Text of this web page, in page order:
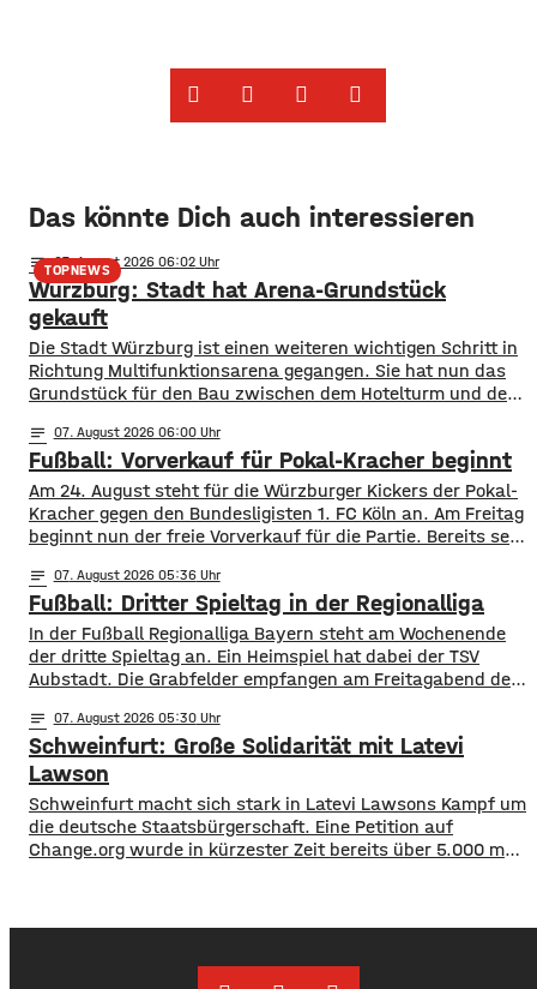
Das könnte Dich auch interessieren
TOPNEWS
notes 07. August 2026 06:02
Würzburg: Stadt hat Arena-Grundstück
gekauft
Die Stadt Würzburg ist einen weiteren wichtigen Schritt in
Richtung Multifunktionsarena gegangen. Sie hat nun das
Grundstück für den Bau zwischen dem Hotelturm und den
bei Instagram mitgeteilt hat, ist der Vertrag
unterschrieben. In Anlehnung an den berühmten Satz nach
der ersten Mondlandung sagt Heilig, es sei für ihn
notes 07. August 2026 06:00
Fußball: Vorverkauf für Pokal-Kracher beginnt
Am 24. August steht für die Würzburger Kickers der Pokal-
Kracher gegen den Bundesligisten 1. FC Köln an. Am Freitag
beginnt nun der freie Vorverkauf für die Partie. Bereits seit
Freitagmittag 12 Uhr, können aber alle ihre Karten kaufen.
Für das Spiel gegen die Bundesliga-Traditionsmannschaft
wird eine große Kulisse
notes 07. August 2026 05:36
Fußball: Dritter Spieltag in der Regionalliga
In der Fußball Regionalliga Bayern steht am Wochenende
der dritte Spieltag an. Ein Heimspiel hat dabei der TSV
Aubstadt. Die Grabfelder empfangen am Freitagabend den
Siegen aus zwei Spielen aktuell an der Tabellenspitze
stehen, hat Aubstadt erst ein Ligaspiel absolviert, dieses
aber gegen Schweinfurt gewonnen. Anpfiff ist
notes 07. August 2026 05:30
Schweinfurt: Große Solidarität mit Latevi
Lawson
Schweinfurt macht sich stark in Latevi Lawsons Kampf um
die deutsche Staatsbürgerschaft. Eine Petition auf
Change.org wurde in kürzester Zeit bereits über 5.000 mal